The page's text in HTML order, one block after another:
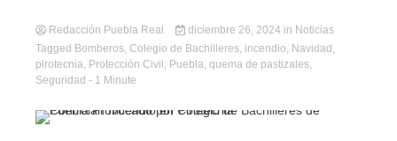
Redacción Puebla Real diciembre 26, 2024 in Noticias
Tagged Bomberos, Colegio de Bachilleres, incendio, Navidad ,
pirotecnia, Protección Civil , Puebla, quema de pastizales,
Seguridad - 1 Minute